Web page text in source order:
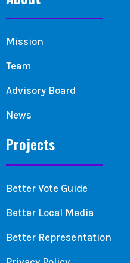
Mission
Team
Advisory Board
News
Projects
Better Vote Guide
Better Local Media
Better Representation